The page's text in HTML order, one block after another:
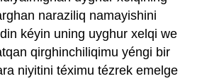
naraziliq namayishini
kéyin uning uyghur xelqi we
qirghinchiliqimu yéngi bir
niyitini téximu tézrek emelge